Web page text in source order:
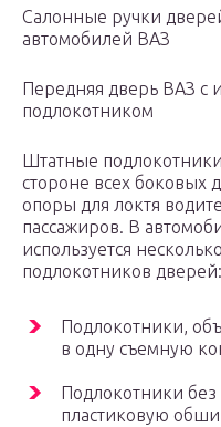
Салонные ручки
автомобилей ВАЗ
Передняя дверь ВАЗ с
подлокотником
Штатные
стороне всех боковых
опоры для локтя
пассажиров. В
используется
подлокотников дверей:
Подлокотники,
в одну съемную
Подлокотники
пластиковую